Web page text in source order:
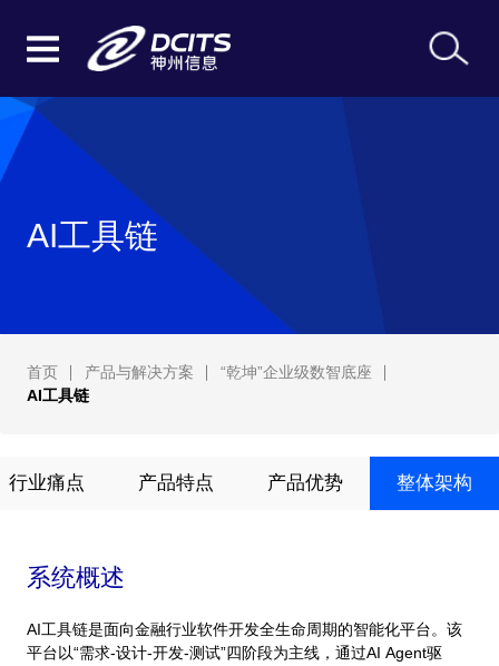
AI工具链
首页 产品与解决方案
“乾坤”企业级数智底座
AI工具链
行业痛点 产品特点 产品优势 整体架构
系统概述
AI工具链是面向金融行业软件开发全生命周期的智能化平台。该
平台以“需求-设计-开发-测试”四阶段为主线，通过AI Agent驱